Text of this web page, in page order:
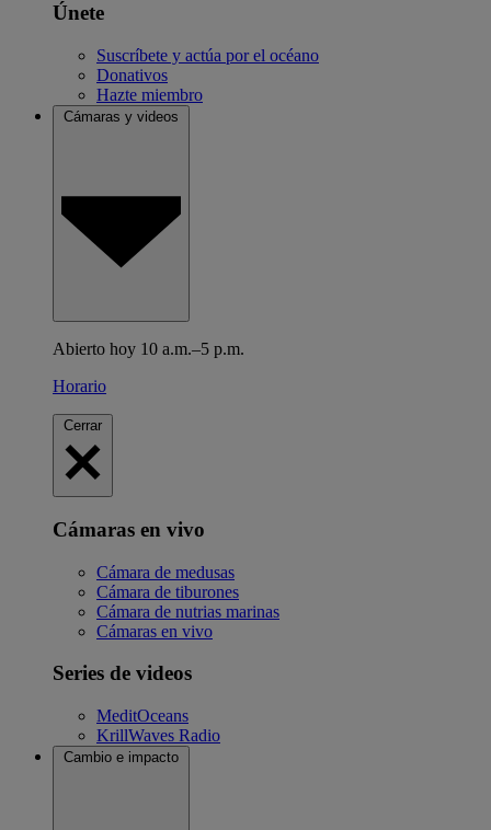
Únete
Suscríbete y actúa por el océano
Donativos
Hazte miembro
Cámaras y videos
Abierto hoy 10 a.m.–5 p.m.
Horario
Cerrar
Cámaras en vivo
Cámara de medusas
Cámara de tiburones
Cámara de nutrias marinas
Cámaras en vivo
Series de videos
MeditOceans
KrillWaves Radio
Cambio e impacto